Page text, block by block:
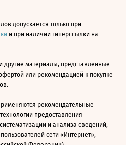
допускается только при
и при наличии гиперссылки на
другие материалы, представленные
или рекомендацией к покупке
рекомендательные
предоставления
и анализа сведений,
сети «Интернет»,